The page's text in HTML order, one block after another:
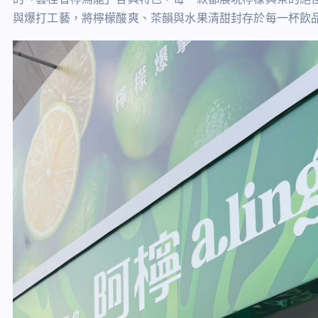
與爆打工藝，將檸檬酸爽、茶韻與水果清甜封存於每一杯飲